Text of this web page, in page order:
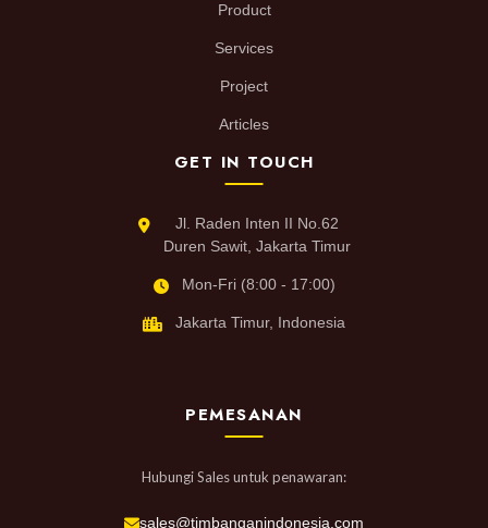
Product
Services
Project
Articles
GET IN TOUCH
Jl. Raden Inten II No.62
Duren Sawit, Jakarta Timur
Mon-Fri (8:00 - 17:00)
Jakarta Timur, Indonesia
PEMESANAN
Hubungi Sales untuk penawaran:
sales@timbanganindonesia.com